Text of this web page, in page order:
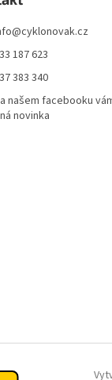
@cyklonovak.cz
187 623
383 340
našem facebooku
novinka